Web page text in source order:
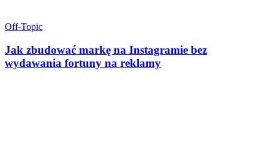
Off-Topic
Jak zbudować markę na Instagramie bez
wydawania fortuny na reklamy